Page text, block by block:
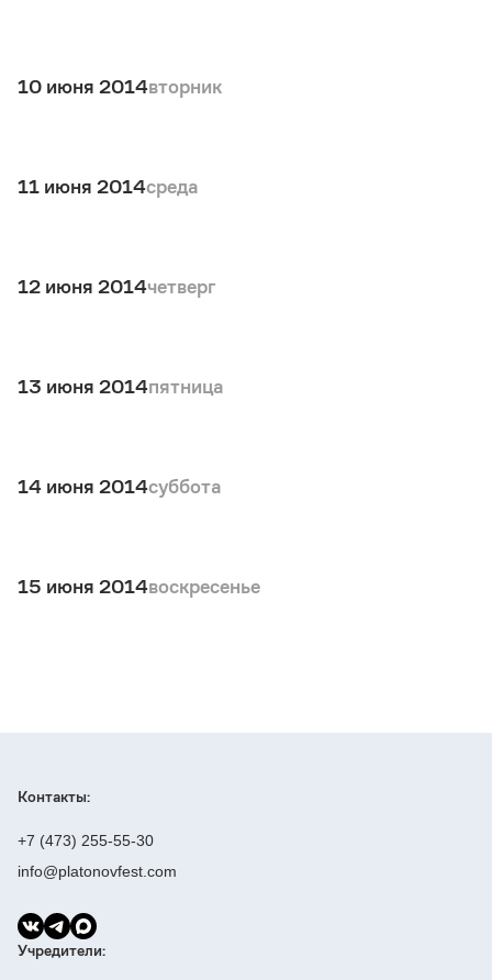
10 июня 2014вторник
11 июня 2014среда
12 июня 2014четверг
13 июня 2014пятница
14 июня 2014суббота
15 июня 2014воскресенье
Контакты:
+7 (473) 255-55-30
info@platonovfest.com
Учредители: